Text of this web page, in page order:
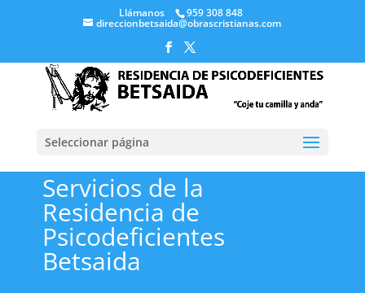
Llámanos 959 308 848
direccionbetsaida@obrascristianas.com
Seleccionar página
Servicios de la
Residencia de
Psicodeficientes
Betsaida